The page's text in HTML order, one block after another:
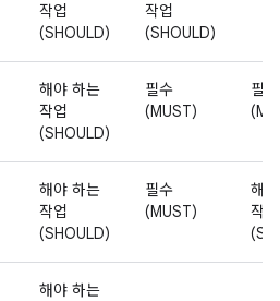
작업
(SHOULD)
작업
(SHOULD)
해야 하는
작업
(SHOULD)
필수
(MUST)
필수
해야 하는
작업
(SHOULD)
필수
(MUST)
해
작업
해야 하는